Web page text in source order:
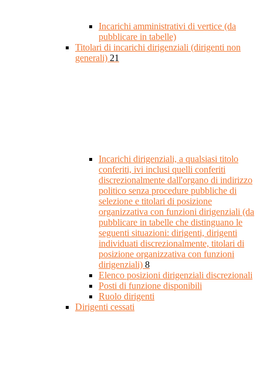
Incarichi amministrativi di vertice (da
pubblicare in tabelle)
Titolari di incarichi dirigenziali (dirigenti non
generali) 21
Incarichi dirigenziali, a qualsiasi titolo
conferiti, ivi inclusi quelli conferiti
discrezionalmente dall'organo di indirizzo
politico senza procedure pubbliche di
selezione e titolari di posizione
organizzativa con funzioni dirigenziali (da
pubblicare in tabelle che distinguano le
seguenti situazioni: dirigenti, dirigenti
individuati discrezionalmente, titolari di
posizione organizzativa con funzioni
dirigenziali) 8
Elenco posizioni dirigenziali discrezionali
Posti di funzione disponibili
Ruolo dirigenti
Dirigenti cessati